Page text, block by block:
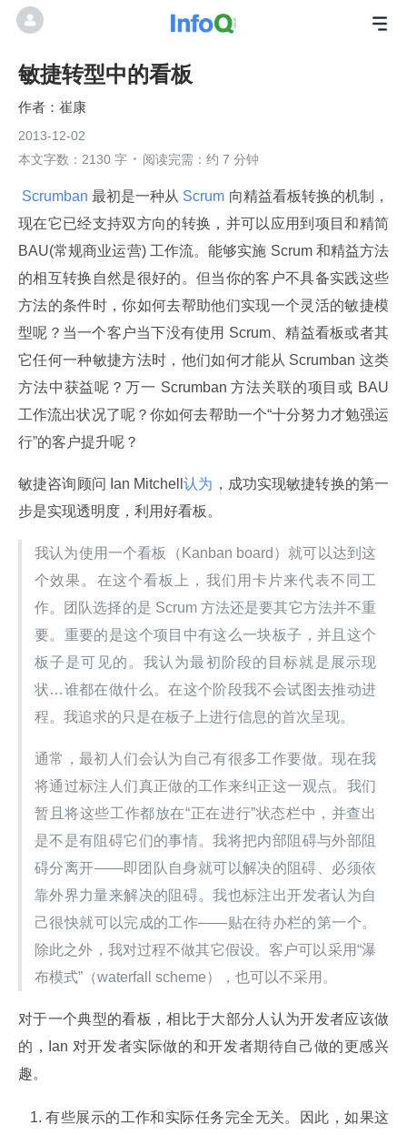
敏捷转型中的看板
崔康
2013-12-02
本文字数：2130 字
阅读完需：约 7 分钟
Scrumban 最初是一种从 Scrum 向精益看板转换的机制，
现在它已经支持双方向的转换，并可以应用到项目和精简
BAU(常规商业运营) 工作流。能够实施 Scrum 和精益方法
的相互转换自然是很好的。但当你的客户不具备实践这些
方法的条件时，你如何去帮助他们实现一个灵活的敏捷模
型呢？当一个客户当下没有使用 Scrum、精益看板或者其
它任何一种敏捷方法时，他们如何才能从 Scrumban 这类
方法中获益呢？万一 Scrumban 方法关联的项目或 BAU
工作流出状况了呢？你如何去帮助一个“十分努力才勉强运
行”的客户提升呢？
敏捷咨询顾问 Ian Mitchell认为 ，成功实现敏捷转换的第一
步是实现透明度，利用好看板。
我认为使用一个看板（Kanban board）就可以达到这
个效果。在这个看板上，我们用卡片来代表不同工
作。团队选择的是 Scrum 方法还是要其它方法并不重
要。重要的是这个项目中有这么一块板子，并且这个
板子是可见的。我认为最初阶段的目标就是展示现
状…谁都在做什么。在这个阶段我不会试图去推动进
程。我追求的只是在板子上进行信息的首次呈现。
通常，最初人们会认为自己有很多工作要做。现在我
将通过标注人们真正做的工作来纠正这一观点。我们
暂且将这些工作都放在“正在进行”状态栏中，并查出
是不是有阻碍它们的事情。我将把内部阻碍与外部阻
碍分离开——即团队自身就可以解决的阻碍、必须依
靠外界力量来解决的阻碍。我也标注出开发者认为自
己很快就可以完成的工作——贴在待办栏的第一个。
除此之外，我对过程不做其它假设。客户可以采用“瀑
布模式”（waterfall scheme），也可以不采用。
对于一个典型的看板，相比于大部分人认为开发者应该做
的，Ian 对开发者实际做的和开发者期待自己做的更感兴
趣。
有些展示的工作和实际任务完全无关。因此，如果这